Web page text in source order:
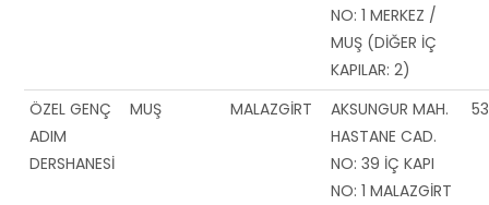
NO: 1 MERKEZ /
MUŞ (DİĞER İÇ
KAPILAR: 2)
ÖZEL GENÇ
ADIM
DERSHANESİ
MUŞ MALAZGİRT
AKSUNGUR MAH.
HASTANE CAD.
NO: 39 İÇ KAPI
NO: 1 MALAZGİRT